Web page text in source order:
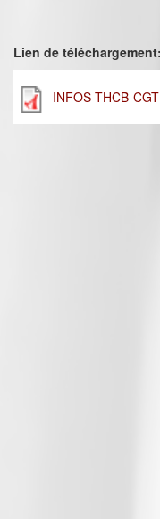
Lien de téléchargement:
INFOS-THCB-